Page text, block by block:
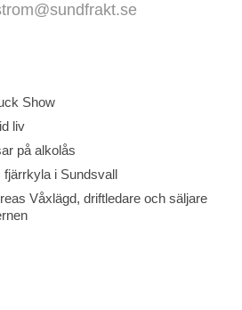
Show
liv
på alkolås
i Sundsvall
Våxlägd, driftledare och säljare